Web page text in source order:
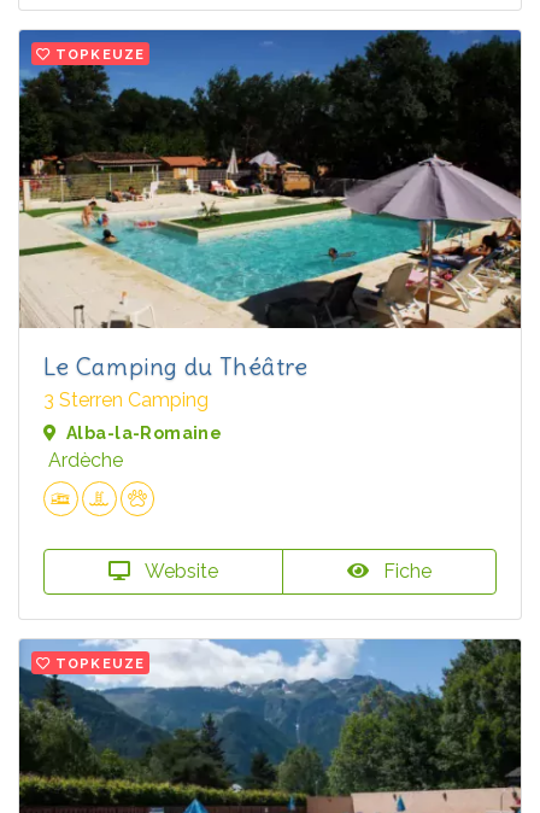
TOPKEUZE
Le Camping du Théâtre
3 Sterren Camping
Alba-la-Romaine
Ardèche
Website Fiche
TOPKEUZE